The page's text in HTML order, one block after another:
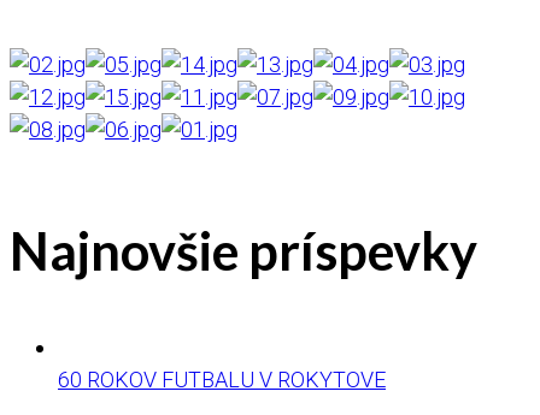
Najnovšie príspevky
60 ROKOV FUTBALU V ROKYTOVE